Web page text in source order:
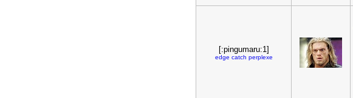
[:pingumaru:1]
edge catch perplexe